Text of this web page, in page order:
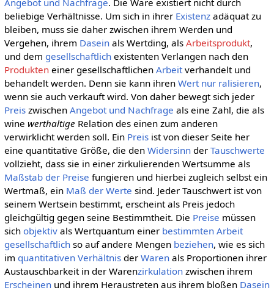
Angebot und Nachfrage. Die Ware existiert nicht durch
beliebige Verhältnisse. Um sich in ihrer Existenzadäquat zu
bleiben, muss sie daher zwischen ihrem Werden und
Vergehen, ihrem Daseinals Wertding, als Arbeitsprodukt,
und dem gesellschaftlichexistenten Verlangen nach den
Produkteneiner gesellschaftlichen Arbeitverhandelt und
behandelt werden. Denn sie kann ihren Wert nur ralisieren,
wenn sie auch verkauft wird. Von daher bewegt sich jeder
Preiszwischen Angebot und Nachfrage als eine Zahl, die als
wine werthaltige Relation des einen zum anderen
verwirklicht werden soll. Ein Preisist von dieser Seite her
eine quantitative Größe, die den Widersinnder Tauschwerte
vollzieht, dass sie in einer zirkulierenden Wertsumme als
Maßstab der Preise fungieren und hierbei zugleich selbst ein
Wertmaß, ein Maß der Werte sind. Jeder Tauschwert ist von
seinem Wertsein bestimmt, erscheint als Preis jedoch
gleichgültig gegen seine Bestimmtheit. Die Preise müssen
sich objektivals Wertquantum einer bestimmten Arbeit
gesellschaftlichso auf andere Mengen beziehen, wie es sich
im quantitativen Verhältnisder Warenals Proportionen ihrer
Austauschbarkeit in der Warenzirkulationzwischen ihrem
Erscheinenund ihrem Heraustreten aus ihrem bloßen Dasein